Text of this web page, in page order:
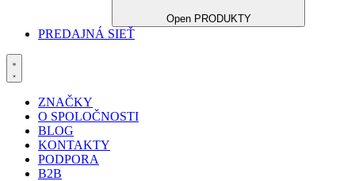
Open PRODUKTY
PREDAJNÁ SIEŤ
ZNAČKY
O SPOLOČNOSTI
BLOG
KONTAKTY
PODPORA
B2B